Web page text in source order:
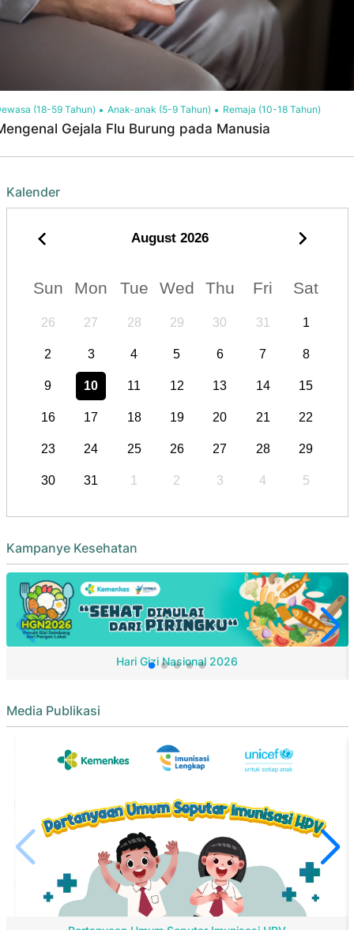
(18-59 Tahun) Anak-anak (5-9 Tahun) Remaja (10-18 Tahun)
Gejala Flu Burung pada Manusia
Kalender
August 2026
Sun Mon Tue Wed Thu Fri Sat
26 27 28 29 30 31 1
2 3 4 5 6 7 8
9 10 11 12 13 14 15
16 17 18 19 20 21 22
23 24 25 26 27 28 29
30 31 1 2 3 4 5
Kampanye Kesehatan
Hari Gizi Nasional 2026
Media Publikasi